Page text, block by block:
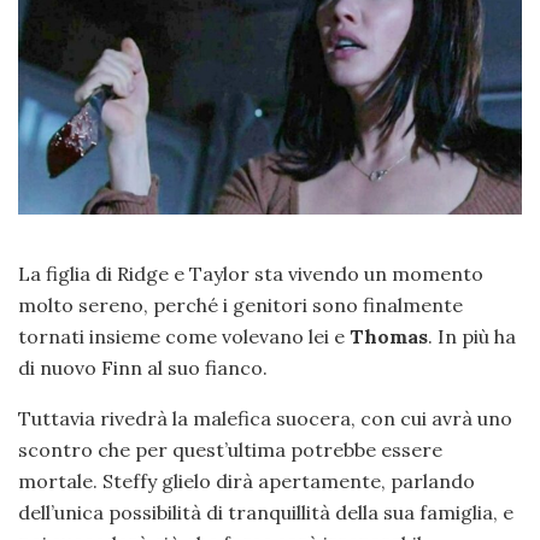
La figlia di Ridge e Taylor sta vivendo un momento
molto sereno, perché i genitori sono finalmente
tornati insieme come volevano lei e Thomas. In più ha
di nuovo Finn al suo fianco.
Tuttavia rivedrà la malefica suocera, con cui avrà uno
scontro che per quest’ultima potrebbe essere
mortale. Steffy glielo dirà apertamente, parlando
dell’unica possibilità di tranquillità della sua famiglia, e